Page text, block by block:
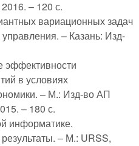
– 120 с.
вариационных задач
– Казань: Изд-
в условиях
– М.: Изд-во АП
– 180 с.
информатике.
– М.: URSS,